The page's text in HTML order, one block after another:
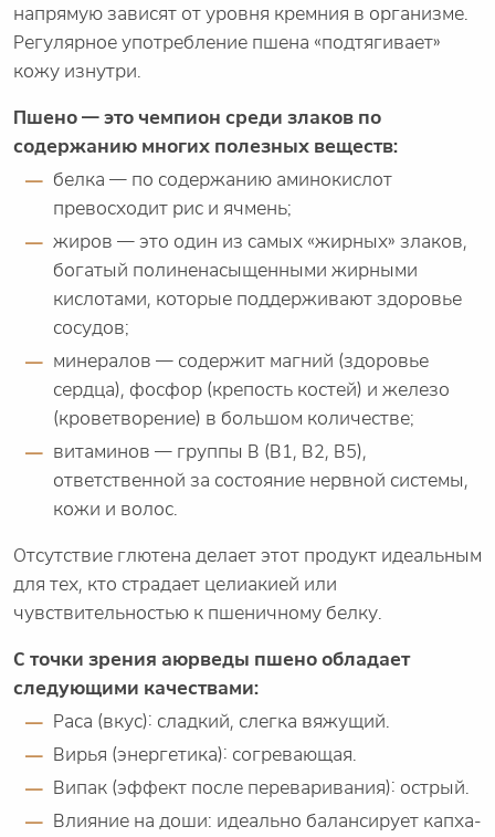
напрямую зависят от уровня кремния в организме.
Регулярное употребление пшена «подтягивает»
кожу изнутри.
Пшено — это чемпион среди злаков по
содержанию многих полезных веществ:
белка — по содержанию аминокислот
превосходит рис и ячмень;
жиров — это один из самых «жирных» злаков,
богатый полиненасыщенными жирными
кислотами, которые поддерживают здоровье
сосудов;
минералов — содержит магний (здоровье
сердца), фосфор (крепость костей) и железо
(кроветворение) в большом количестве;
витаминов — группы B (B1, B2, B5),
ответственной за состояние нервной системы,
кожи и волос.
Отсутствие глютена делает этот продукт идеальным
для тех, кто страдает целиакией или
чувствительностью к пшеничному белку.
С точки зрения аюрведы пшено обладает
следующими качествами:
Раса (вкус): сладкий, слегка вяжущий.
Вирья (энергетика): согревающая.
Випак (эффект после переваривания): острый.
Влияние на доши: идеально балансирует капха-